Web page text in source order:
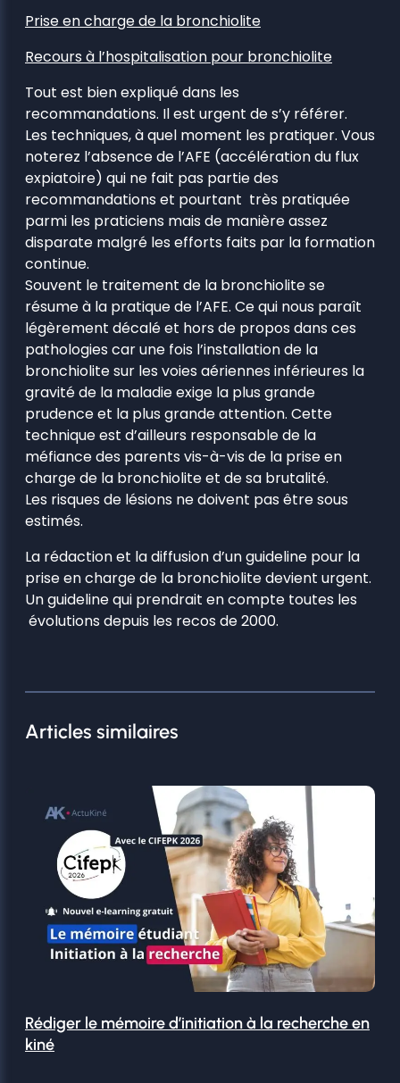
Prise en charge de la bronchiolite
Recours à l’hospitalisation pour bronchiolite
Tout est bien expliqué dans les
recommandations. Il est urgent de s’y référer.
Les techniques, à quel moment les pratiquer. Vous
noterez l’absence de l’AFE (accélération du flux
expiatoire) qui ne fait pas partie des
recommandations et pourtant très pratiquée
parmi les praticiens mais de manière assez
disparate malgré les efforts faits par la formation
continue.
Souvent le traitement de la bronchiolite se
résume à la pratique de l’AFE. Ce qui nous paraît
légèrement décalé et hors de propos dans ces
pathologies car une fois l’installation de la
bronchiolite sur les voies aériennes inférieures la
gravité de la maladie exige la plus grande
prudence et la plus grande attention. Cette
technique est d’ailleurs responsable de la
méfiance des parents vis-à-vis de la prise en
charge de la bronchiolite et de sa brutalité.
Les risques de lésions ne doivent pas être sous
estimés.
La rédaction et la diffusion d’un guideline pour la
prise en charge de la bronchiolite devient urgent.
Un guideline qui prendrait en compte toutes les
évolutions depuis les recos de 2000.
Articles similaires
Rédiger le mémoire d’initiation à la recherche en
kiné